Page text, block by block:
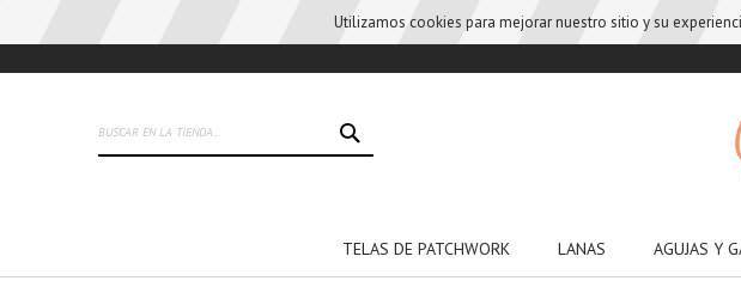
Utilizamos cookies para mejorar nuestro sitio y su
to
TELAS DE PATCHWORK LANAS AGUJAS Y